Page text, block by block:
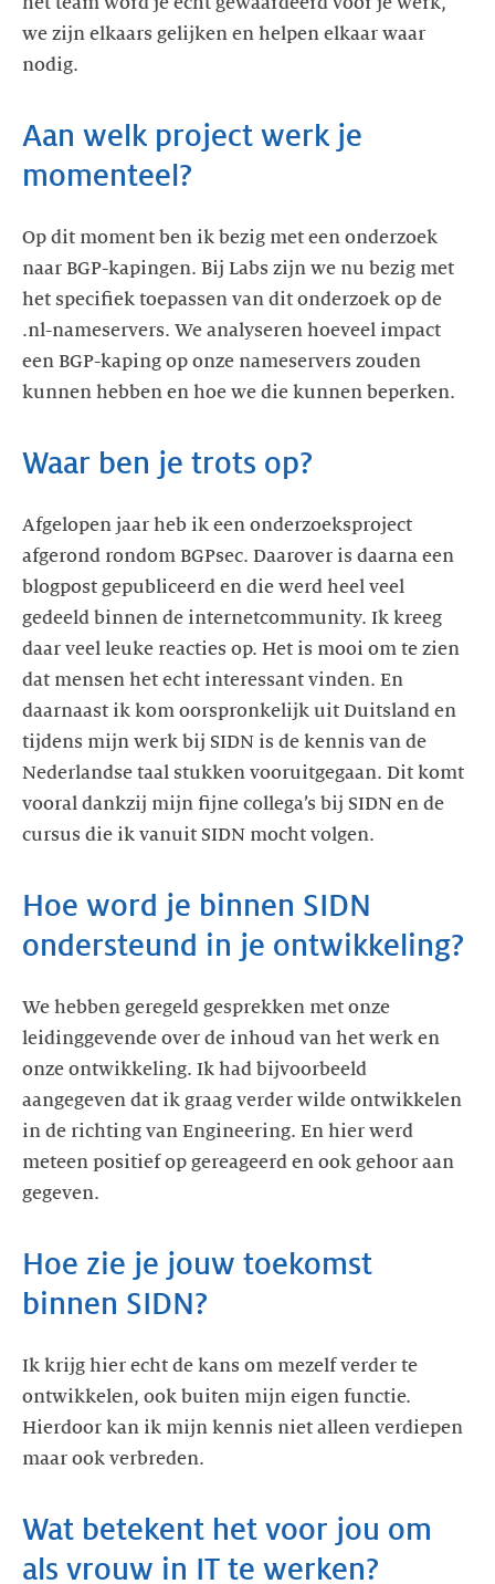
we zijn elkaars gelijken en helpen elkaar waar
nodig.
Aan welk project werk je
momenteel?
Op dit moment ben ik bezig met een onderzoek
naar BGP-kapingen. Bij Labs zijn we nu bezig met
het specifiek toepassen van dit onderzoek op de
.nl-nameservers. We analyseren hoeveel impact
een BGP-kaping op onze nameservers zouden
kunnen hebben en hoe we die kunnen beperken.
Waar ben je trots op?
Afgelopen jaar heb ik een onderzoeksproject
afgerond rondom BGPsec. Daarover is daarna een
blogpost gepubliceerd en die werd heel veel
gedeeld binnen de internetcommunity. Ik kreeg
daar veel leuke reacties op. Het is mooi om te zien
dat mensen het echt interessant vinden. En
daarnaast ik kom oorspronkelijk uit Duitsland en
tijdens mijn werk bij SIDN is de kennis van de
Nederlandse taal stukken vooruitgegaan. Dit komt
vooral dankzij mijn fijne collega’s bij SIDN en de
cursus die ik vanuit SIDN mocht volgen.
Hoe word je binnen SIDN
ondersteund in je ontwikkeling?
We hebben geregeld gesprekken met onze
leidinggevende over de inhoud van het werk en
onze ontwikkeling. Ik had bijvoorbeeld
aangegeven dat ik graag verder wilde ontwikkelen
in de richting van Engineering. En hier werd
meteen positief op gereageerd en ook gehoor aan
gegeven.
Hoe zie je jouw toekomst
binnen SIDN?
Ik krijg hier echt de kans om mezelf verder te
ontwikkelen, ook buiten mijn eigen functie.
Hierdoor kan ik mijn kennis niet alleen verdiepen
maar ook verbreden.
Wat betekent het voor jou om
als vrouw in IT te werken?